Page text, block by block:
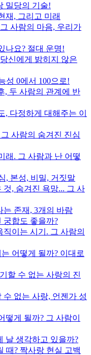
밀당의 기술!
재, 그리고 미래
사람의 마음, 우리가
나요? 절대 운명!
신에게 밝히지 않은
성 0에서 100으로!
, 두 사람의 관계에 반
, 다정하게 대해주는 이
사람의 숨겨진 진심
래. 그 사람과 난 어떻
, 본성, 비밀, 거짓말
것, 숨겨진 욕망... 그 사
는 존재, 3개의 바람
궁합도 좋을까?
이는 시기. 그 사람의
어떻게 될까? 이대로
할 수 없는 사랑의 진
없는 사랑, 언젠가 성
떻게 될까? 그 사람이
날 생각하고 있을까?
때? 짝사랑 현실 고백